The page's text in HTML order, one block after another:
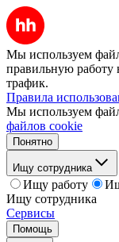
Мы используем
правильную работу
трафик.
Правила
Мы используем
файлов cookie
Понятно
Ищу сотрудника
Ищу работу
Ищу сотрудника
Сервисы
Помощь